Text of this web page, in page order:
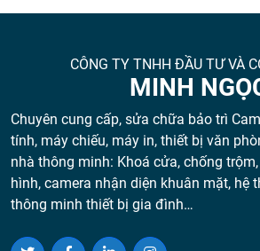
CÔNG TY TNHH ĐẦU TƯ VÀ
MINH
Chuyên cung cấp, sửa chữa bảo trì
tính, máy chiếu, máy in, thiết bị văn
nhà thông minh: Khoá cửa, chống
hình, camera nhận diện khuân mặt, hệ
thông minh thiết bị gia đình…